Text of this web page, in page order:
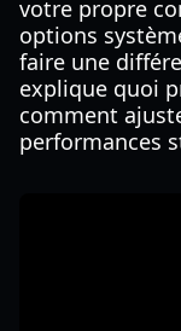
votre propre
options
faire une
explique quoi
comment
performances